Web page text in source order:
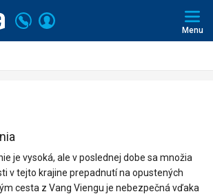
Volajte
+421
2
Prihlásiť
Menu
je vysoká, ale v poslednej dobe sa množia
v tejto krajine prepadnutí na opustených
cesta z Vang Viengu je nebezpečná vďaka